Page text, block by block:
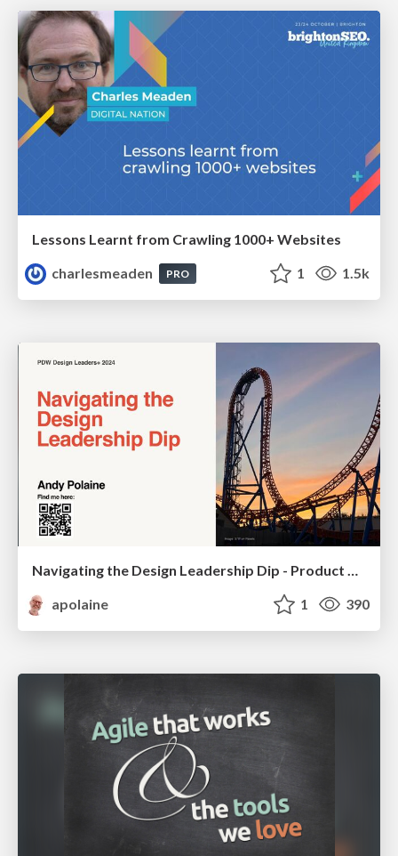
Lessons Learnt from Crawling 1000+ Websites
charlesmeaden
PRO 1 1.5k
Navigating the Design Leadership Dip - Product Design Week Design Leaders+ Conference 2024
apolaine
1 390